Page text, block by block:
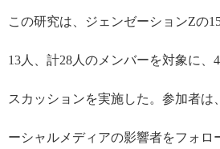
この研究は、ジェンゼーションZの
13 人、計28 人のメンバーを対象に、 4
スカッションを実施した。参加者は
ーシャルメディアの影響者をフォロ